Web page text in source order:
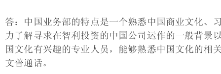
答：中国业务部的特点是一个熟悉中国商业文化、
力了解寻求在智利投资的中国公司运作的一般背景
国文化有兴趣的专业人员，能够熟悉中国文化的相
文普通话。